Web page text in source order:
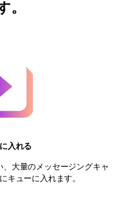
。
入れる
大量のメッセージングキャ
キューに入れます。